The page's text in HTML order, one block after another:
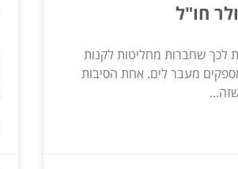
חו"ל
לכך שחברות מחליטות לקנות
מעבר לים. אחת הסיבות